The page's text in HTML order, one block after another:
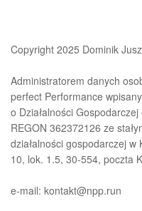
Copyright 2025 Dominik
Administratorem danych
perfect Performance
o Działalności
REGON 362372126 ze
działalności gospodarczej
10, lok. 1.5, 30-554, poczta
e-mail: kontakt@npp.run